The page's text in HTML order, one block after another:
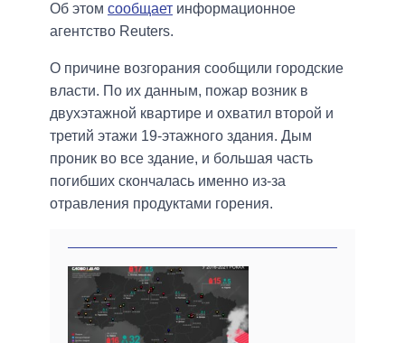
Об этом сообщает информационное
агентство Reuters.
О причине возгорания сообщили городские
власти. По их данным, пожар возник в
двухэтажной квартире и охватил второй и
третий этажи 19-этажного здания. Дым
проник во все здание, и большая часть
погибших скончалась именно из-за
отравления продуктами горения.